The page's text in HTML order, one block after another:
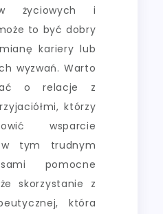
życiowych i
to być dobry
kariery lub
wyzwań. Warto
o relacje z
którzy
wsparcie
w tym trudnym
pomocne
skorzystanie z
która